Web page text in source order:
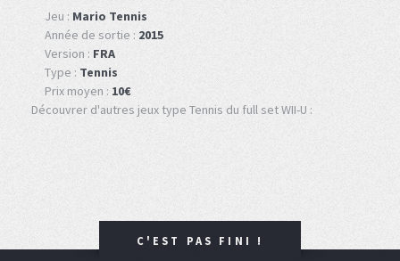
Jeu : Mario Tennis
Année de sortie : 2015
Version : FRA
Type : Tennis
Prix moyen : 10€
Découvrer d'autres jeux type Tennis du full set WII-U :
C'EST PAS FINI !